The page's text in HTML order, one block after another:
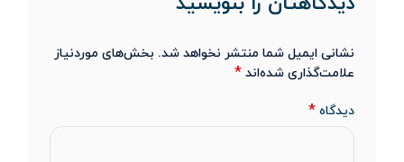
نشانی ایمیل شما منتشر نخواهد شد. بخش‌های موردنیاز
علامت‌گذاری شده‌اند *
دیدگاه *